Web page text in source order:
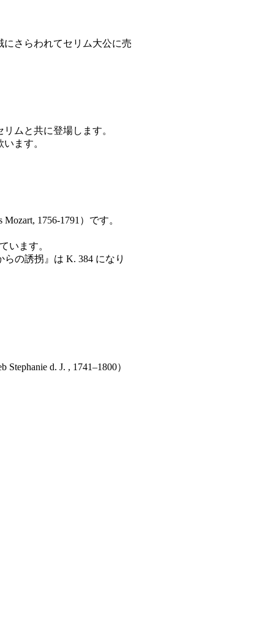
さらわれてセリム大公に売
ムと共に登場します。
ます。
1756-1791）です。
います。
の誘拐』は K. 384 になり
d. J. , 1741–1800）